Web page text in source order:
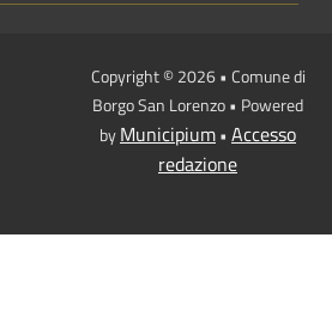
Copyright © 2026 • Comune di
Borgo San Lorenzo • Powered
byMunicipium• Accesso
redazione